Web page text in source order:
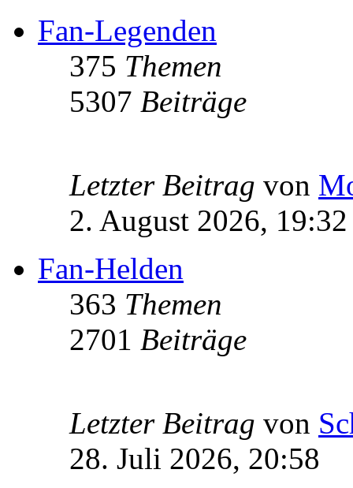
Fan-Legenden
375 Themen
5307 Beiträge
Letzter Beitrag von
2. August 2026, 19:32
Fan-Helden
363 Themen
2701 Beiträge
Letzter Beitrag von
28. Juli 2026, 20:58